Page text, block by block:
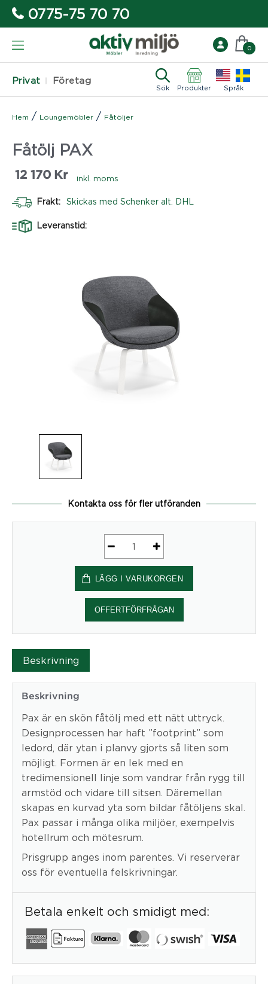
0775-75 70 70
Privat Företag
Sök Produkter Språk
0
Hem / Loungemöbler / Fåtöljer
Fåtölj PAX
12 170 Kr inkl. moms
Frakt: Skickas med Schenker alt. DHL
Leveranstid:
Kontakta oss för fler utföranden
PAX
mängd
LÄGG I VARUKORGEN
OFFERTFÖRFRÅGAN
Beskrivning
Beskrivning
Pax är en skön fåtölj med ett nätt uttryck.
Designprocessen har haft ”footprint” som
ledord, där ytan i planvy gjorts så liten som
möjligt. Formen är en lek med en
tredimensionell linje som vandrar från rygg till
armstöd och vidare till sitsen. Däremellan
skapas en kurvad yta som bildar fåtöljens skal.
Pax passar i många olika miljöer, exempelvis
hotellrum och mötesrum.
Prisgrupp anges inom parentes. Vi reserverar
oss för eventuella felskrivningar.
Betala enkelt och smidigt med: